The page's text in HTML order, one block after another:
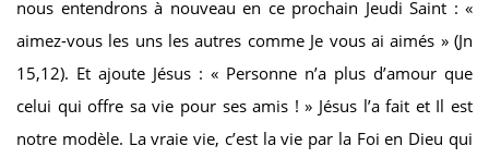
nous entendrons à nouveau en ce prochain Jeudi Saint : «
aimez-vous les uns les autres comme Je vous ai aimés » (Jn
15,12). Et ajoute Jésus : « Personne n’a plus d’amour que
celui qui offre sa vie pour ses amis ! » Jésus l’a fait et Il est
notre modèle. La vraie vie, c’est la vie par la Foi en Dieu qui